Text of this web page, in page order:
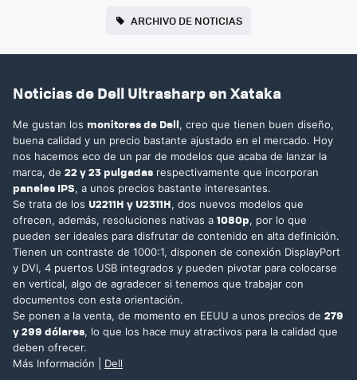
ARCHIVO DE NOTICIAS
Noticias de Dell Ultrasharp en Xataka
Me gustan los monitores de Dell, creo que tienen buen diseño,
buena calidad y un precio bastante ajustado en el mercado. Hoy
nos hacemos eco de un par de modelos que acaba de lanzar la
marca, de 22 y 23 pulgadas respectivamente que incorporan
paneles IPS, a unos precios bastante interesantes.
Se trata de los U2211H y U2311H, dos nuevos modelos que
ofrecen, además, resoluciones nativas a 1080p, por lo que
pueden ser ideales para disfrutar de contenido en alta definición.
Tienen un contraste de 1000:1, disponen de conexión DisplayPort
y DVI, 4 puertos USB integrados y pueden pivotar para colocarse
en vertical, algo de agradecer si tenemos que trabajar con
documentos con esta orientación.
Se ponen a la venta, de momento en EEUU a unos precios de 279
y 299 dólares, lo que los hace muy atractivos para la calidad que
deben ofrecer.
Más Información | Dell